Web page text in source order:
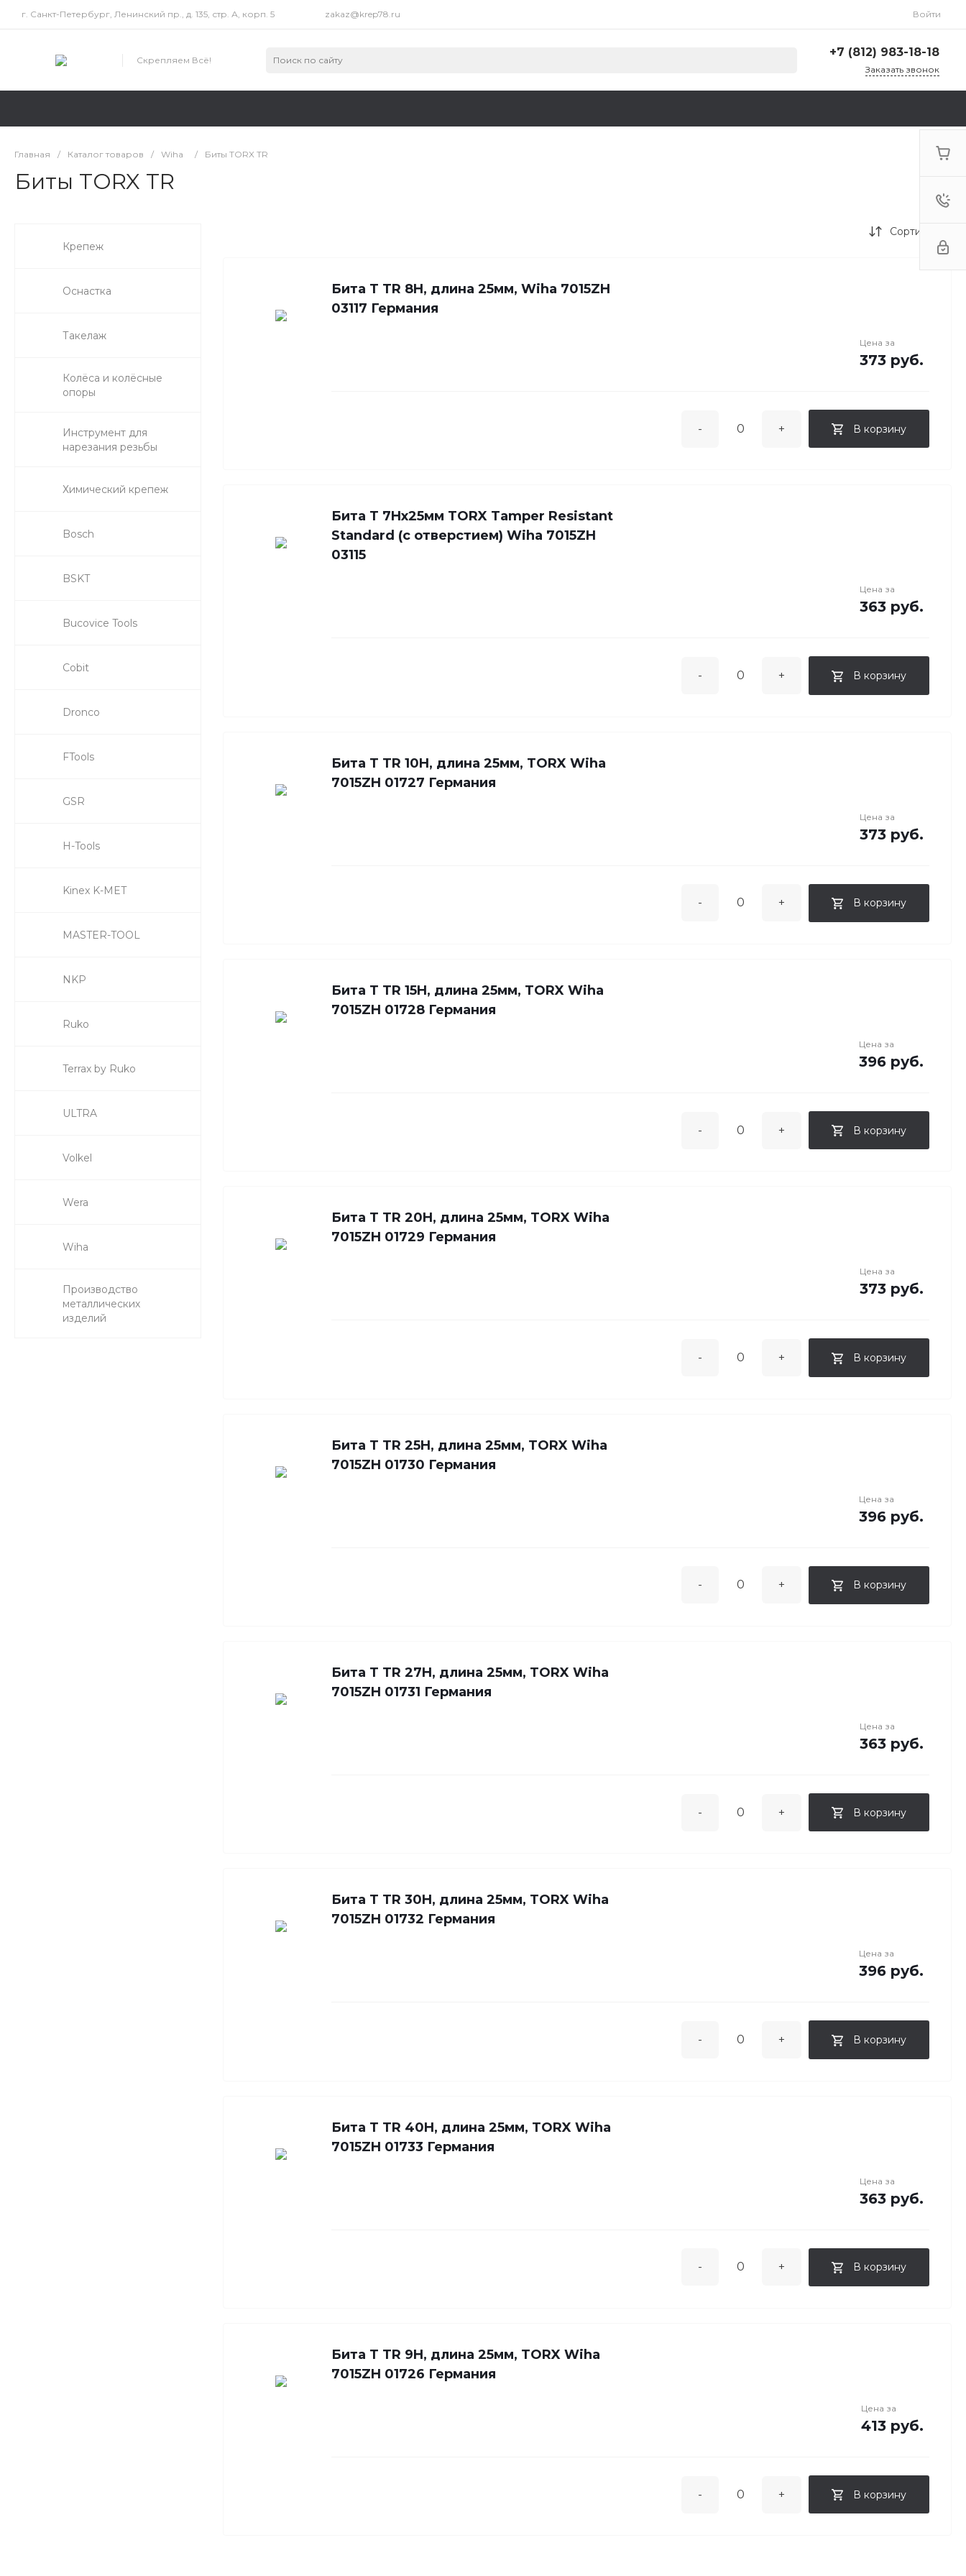
г. Санкт-Петербург, Ленинский пр., д. 135, стр. А, корп. 5 zakaz@krep78.ru Войти
Скрепляем Всё!
+7 (812) 983-18-18
Пн-Пт: 9:00-18:00 Cб-Вс:
Заказать звонок
Главная / Каталог товаров / Wiha / Биты TORX TR
Биты TORX TR
Крепеж
Оснастка
Такелаж
Колёса и колëсные
опоры
Инструмент для
нарезания резьбы
Химический крепеж
Bosch
BSKT
Bucovice Tools
Cobit
Dronco
FTools
GSR
H-Tools
Kinex K-MET
MASTER-TOOL
NKP
Ruko
Terrax by Ruko
ULTRA
Volkel
Wera
Wiha
Производство
металлических
изделий
Сортировка
Бита T ТR 8H, длина 25мм, Wiha 7015ZH
03117 Германия
Цена за
373 руб.
- + В корзину
Бита Т 7Hx25мм TORX Tamper Resistant
Standard (с отверстием) Wiha 7015ZH
03115
Цена за
363 руб.
- + В корзину
Бита Т TR 10H, длина 25мм, TORX Wiha
7015ZH 01727 Германия
Цена за
373 руб.
- + В корзину
Бита Т TR 15H, длина 25мм, TORX Wiha
7015ZH 01728 Германия
Цена за
396 руб.
- + В корзину
Бита Т TR 20H, длина 25мм, TORX Wiha
7015ZH 01729 Германия
Цена за
373 руб.
- + В корзину
Бита Т TR 25H, длина 25мм, TORX Wiha
7015ZH 01730 Германия
Цена за
396 руб.
- + В корзину
Бита Т TR 27H, длина 25мм, TORX Wiha
7015ZH 01731 Германия
Цена за
363 руб.
- + В корзину
Бита Т TR 30H, длина 25мм, TORX Wiha
7015ZH 01732 Германия
Цена за
396 руб.
- + В корзину
Бита Т TR 40H, длина 25мм, TORX Wiha
7015ZH 01733 Германия
Цена за
363 руб.
- + В корзину
Бита Т TR 9H, длина 25мм, TORX Wiha
7015ZH 01726 Германия
Цена за
413 руб.
- + В корзину